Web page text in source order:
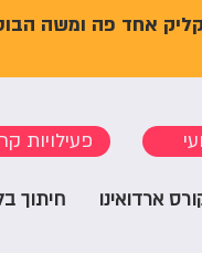
אחד פה ומשה
פעילויות
ארדואינו חיתוך